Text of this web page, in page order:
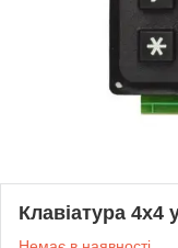
Клавіатура 4х4